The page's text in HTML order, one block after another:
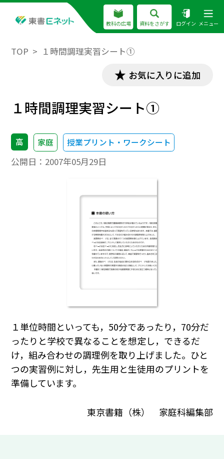
教科の広場 資料をさがす ログイン メニュー
TOP １時間調理実習シート①
お気に入りに追加
１時間調理実習シート①
高 家庭 授業プリント・ワークシート
公開日： 2007年05月29日
１単位時間といっても，50分であったり，70分だ
ったりと学校で異なることを想定し，できるだ
け，組み合わせの調理例を取り上げました。ひと
つの実習例に対し，先生用と生徒用のプリントを
準備しています。
東京書籍（株） 家庭科編集部